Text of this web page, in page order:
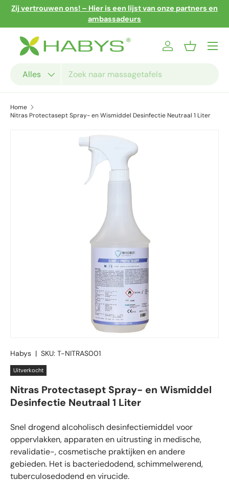
Zij vertrouwen ons! – Hier is een lijst van onze partners en
ambassadeurs
Alles
InloggenMandje
Menu
Home
Nitras Protectasept Spray- en Wismiddel Desinfectie Neutraal 1 Liter
Ga direct naar productinformatie
Habys | SKU: T-NITRAS001
Uitverkocht
Nitras Protectasept Spray- en Wismiddel
Desinfectie Neutraal 1 Liter
Snel drogend alcoholisch desinfectiemiddel voor
oppervlakken, apparaten en uitrusting in medische,
revalidatie-, cosmetische praktijken en andere
gebieden. Het is bacteriedodend, schimmelwerend,
tuberculosedodend en virucide.